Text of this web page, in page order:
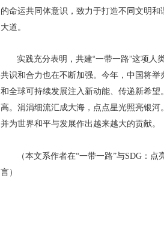
的命运共同体意识，致力于打造不同文明
大道。
实践充分表明，共建“一带一路”这项
共识和合力也在不断加强。今年，中国将举
和全球可持续发展注入新动能、传递新希
高。涓涓细流汇成大海，点点星光照亮银河
并为世界和平与发展作出越来越大的贡献。
（本文系作者在“一带一路”与SDG：
言）